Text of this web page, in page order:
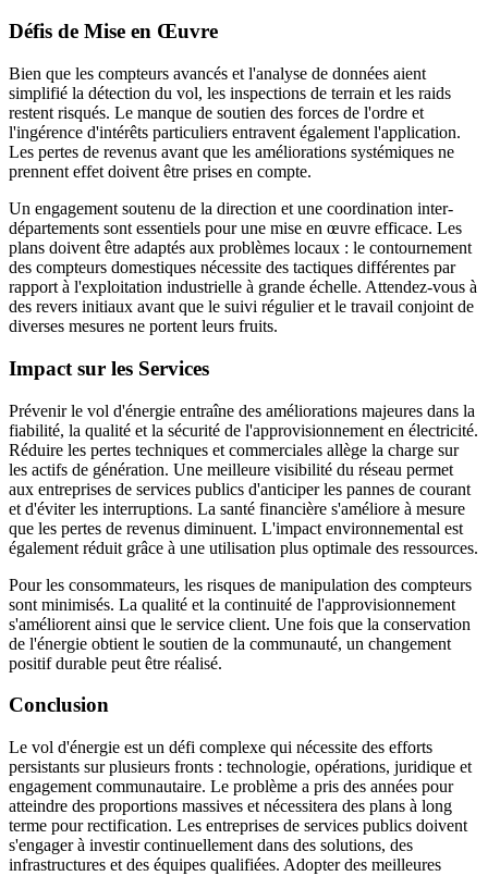
Défis de Mise en Œuvre
Bien que les compteurs avancés et l'analyse de données aient
simplifié la détection du vol, les inspections de terrain et les raids
restent risqués. Le manque de soutien des forces de l'ordre et
l'ingérence d'intérêts particuliers entravent également l'application.
Les pertes de revenus avant que les améliorations systémiques ne
prennent effet doivent être prises en compte.
Un engagement soutenu de la direction et une coordination inter-
départements sont essentiels pour une mise en œuvre efficace. Les
plans doivent être adaptés aux problèmes locaux : le contournement
des compteurs domestiques nécessite des tactiques différentes par
rapport à l'exploitation industrielle à grande échelle. Attendez-vous à
des revers initiaux avant que le suivi régulier et le travail conjoint de
diverses mesures ne portent leurs fruits.
Impact sur les Services
Prévenir le vol d'énergie entraîne des améliorations majeures dans la
fiabilité, la qualité et la sécurité de l'approvisionnement en électricité.
Réduire les pertes techniques et commerciales allège la charge sur
les actifs de génération. Une meilleure visibilité du réseau permet
aux entreprises de services publics d'anticiper les pannes de courant
et d'éviter les interruptions. La santé financière s'améliore à mesure
que les pertes de revenus diminuent. L'impact environnemental est
également réduit grâce à une utilisation plus optimale des ressources.
Pour les consommateurs, les risques de manipulation des compteurs
sont minimisés. La qualité et la continuité de l'approvisionnement
s'améliorent ainsi que le service client. Une fois que la conservation
de l'énergie obtient le soutien de la communauté, un changement
positif durable peut être réalisé.
Conclusion
Le vol d'énergie est un défi complexe qui nécessite des efforts
persistants sur plusieurs fronts : technologie, opérations, juridique et
engagement communautaire. Le problème a pris des années pour
atteindre des proportions massives et nécessitera des plans à long
terme pour rectification. Les entreprises de services publics doivent
s'engager à investir continuellement dans des solutions, des
infrastructures et des équipes qualifiées. Adopter des meilleures